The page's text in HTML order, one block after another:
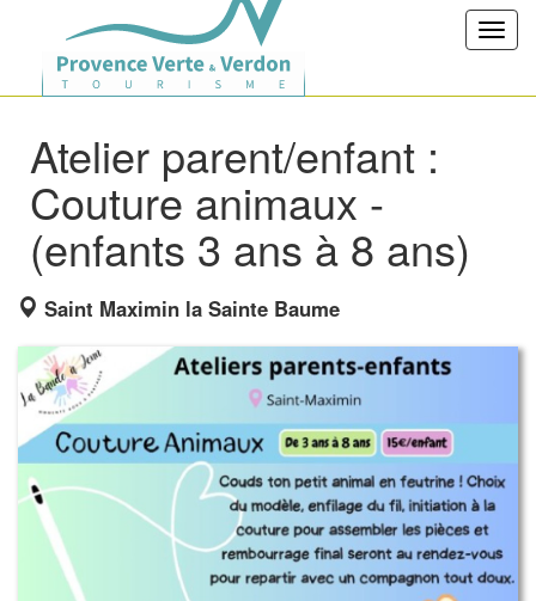
Atelier parent/enfant :
Couture animaux -
(enfants 3 ans à 8 ans)
Saint Maximin la Sainte Baume